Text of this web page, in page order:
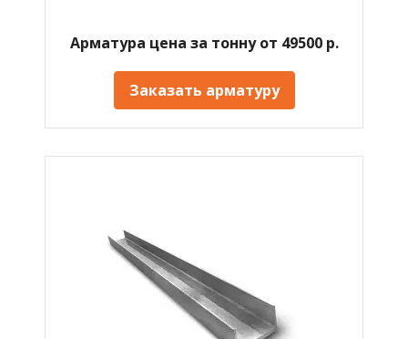
Арматура цена за тонну от 49500 р.
Заказать арматуру